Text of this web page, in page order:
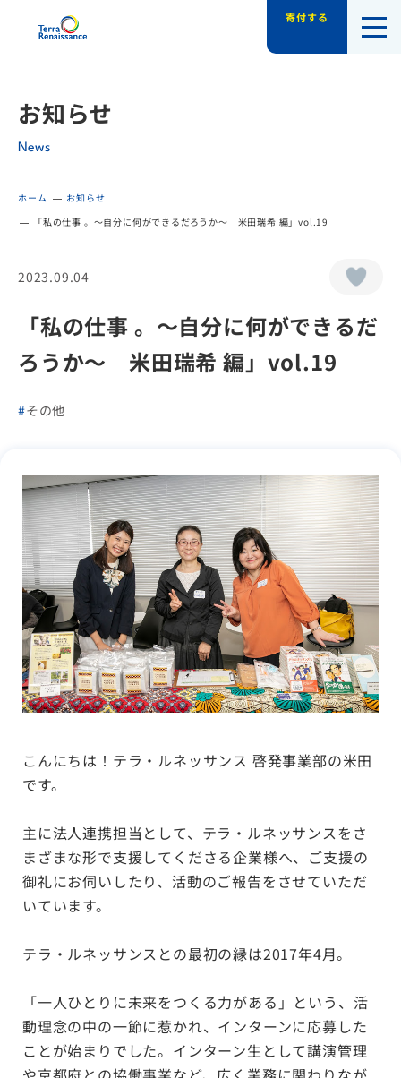
認定NPO法人テラ・ルネッサンス（平和
寄付する
お知らせ
News
ホーム
お知らせ
「私の仕事 。～自分に何ができるだろうか～ 米田瑞希 編」vol.19
2023.09.04
「私の仕事 。～自分に何ができるだ
ろうか～ 米田瑞希 編」vol.19
その他
こんにちは！テラ・ルネッサンス 啓発事業部の米田
です。
主に法人連携担当として、テラ・ルネッサンスをさ
まざまな形で支援してくださる企業様へ、ご支援の
御礼にお伺いしたり、活動のご報告をさせていただ
いています。
テラ・ルネッサンスとの最初の縁は2017年4月。
「一人ひとりに未来をつくる力がある」という、活
動理念の中の一節に惹かれ、インターンに応募した
ことが始まりでした。インターン生として講演管理